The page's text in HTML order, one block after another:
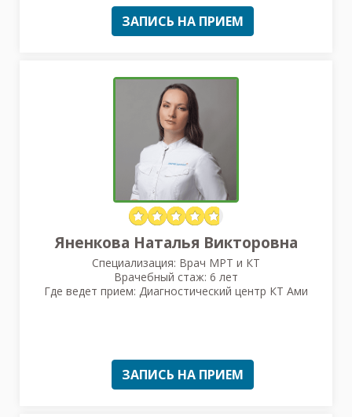
ЗАПИСЬ НА ПРИЕМ
Яненкова Наталья Викторовна
Специализация: Врач МРТ и КТ
Врачебный стаж: 6 лет
Где ведет прием: Диагностический центр КТ Ами
ЗАПИСЬ НА ПРИЕМ